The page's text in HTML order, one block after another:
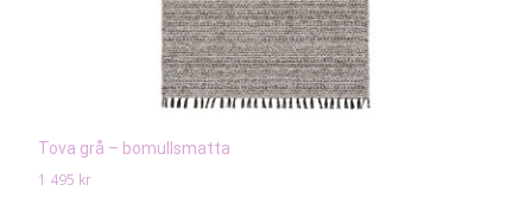
Tova grå – bomullsmatta
1 495 kr